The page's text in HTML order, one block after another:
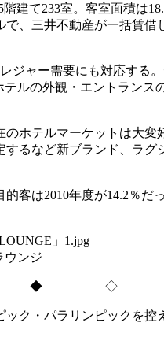
て233室。客室面積は
、三井不動産が一括賃
ャー需要にも対応する
ルの外観・エントラン
ホテルマーケットは大
るなど新ブランド、ラ
は2010年度が14.2％だ
ウンジ
◆ ◇
・パラリンピックを控